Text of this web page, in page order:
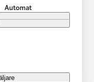
Automat